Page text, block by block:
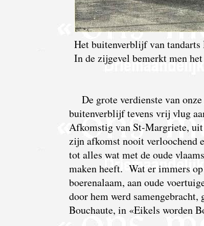
Het buitenverblijf van tandarts
In de zijgevel bemerkt men
De grote verdienste van
buitenverblijf tevens vrij vlug
Afkomstig van St-Margriete,
zijn afkomst nooit verloochend
tot alles wat met de oude
maken heeft. Wat er immers
boerenalaam, aan oude
door hem werd
Bouchaute, in «Eikels worden